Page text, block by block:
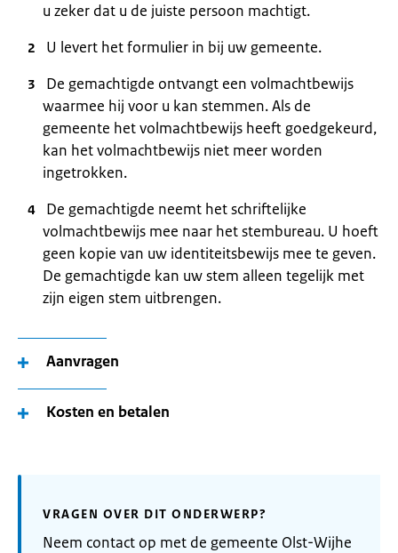
u zeker dat u de juiste persoon machtigt.
U levert het formulier in bij uw gemeente.
De gemachtigde ontvangt een volmachtbewijs
waarmee hij voor u kan stemmen. Als de
gemeente het volmachtbewijs heeft goedgekeurd,
kan het volmachtbewijs niet meer worden
ingetrokken.
De gemachtigde neemt het schriftelijke
volmachtbewijs mee naar het stembureau. U hoeft
geen kopie van uw identiteitsbewijs mee te geven.
De gemachtigde kan uw stem alleen tegelijk met
zijn eigen stem uitbrengen.
Aanvragen
Kosten en betalen
VRAGEN OVER DIT ONDERWERP?
Neem contact op met de gemeente Olst-Wijhe